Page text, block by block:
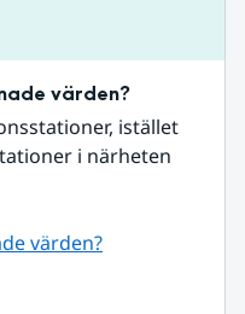
värden?
istället
i närheten
värden?